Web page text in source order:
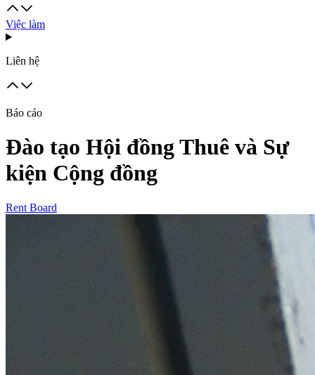
Việc làm
Liên hệ
Báo cáo
Đào tạo Hội đồng Thuê và Sự
kiện Cộng đồng
Rent Board